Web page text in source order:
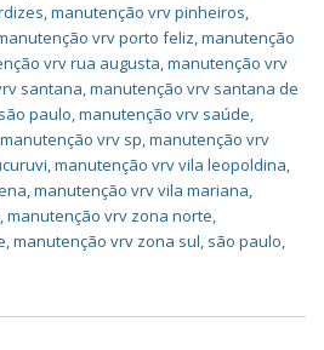
,manutenção vrv pinheiros,
vrv porto feliz,manutenção
vrv rua augusta,manutenção vrv
santana,manutenção vrv santana de
paulo,manutenção vrv saúde,
manutenção vrv sp,manutenção vrv
,manutenção vrv vila leopoldina,
,manutenção vrv vila mariana,
,manutenção vrv zona norte,
,manutenção vrv zona sul, são paulo,